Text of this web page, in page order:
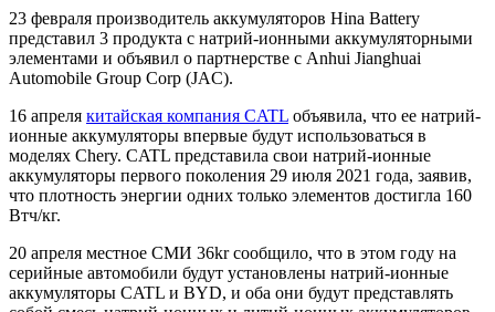
23 февраля производитель аккумуляторов Hina Battery
представил 3 продукта с натрий-ионными аккумуляторными
элементами и объявил о партнерстве с Anhui Jianghuai
Automobile Group Corp (JAC).
16 апреля китайская компания CATL объявила, что ее натрий-
ионные аккумуляторы впервые будут использоваться в
моделях Chery. CATL представила свои натрий-ионные
аккумуляторы первого поколения 29 июля 2021 года, заявив,
что плотность энергии одних только элементов достигла 160
Втч/кг.
20 апреля местное СМИ 36kr сообщило, что в этом году на
серийные автомобили будут установлены натрий-ионные
аккумуляторы CATL и BYD, и оба они будут представлять